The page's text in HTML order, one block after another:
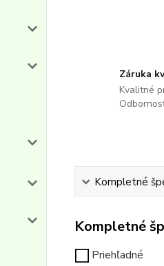
Záruka
Kvalitné
Kompletné
Kompletné
Priehľadné